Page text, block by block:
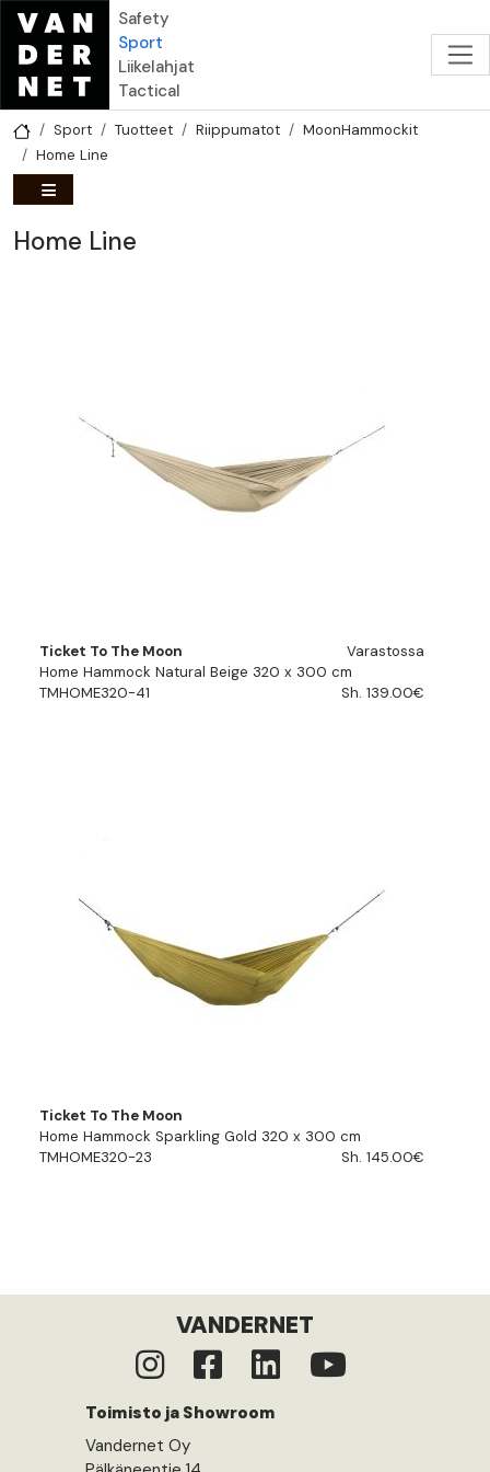
Hyppää pääsisältöön
Safety
Sport
Liikelahjat
Tactical
Sport Tuotteet Riippumatot
MoonHammockit
Home Line
Home Line
Ticket To The Moon
Varastossa
Home Hammock Natural Beige 320 x 300 cm
TMHOME320-41
Sh. 139.00€
Ticket To The Moon
Home Hammock Sparkling Gold 320 x 300 cm
TMHOME320-23
Sh. 145.00€
VANDERNET
Toimisto ja Showroom
Vandernet Oy